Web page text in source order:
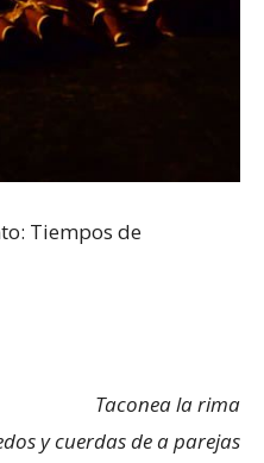
Tiempos de
Taconea la rima
y cuerdas de a parejas